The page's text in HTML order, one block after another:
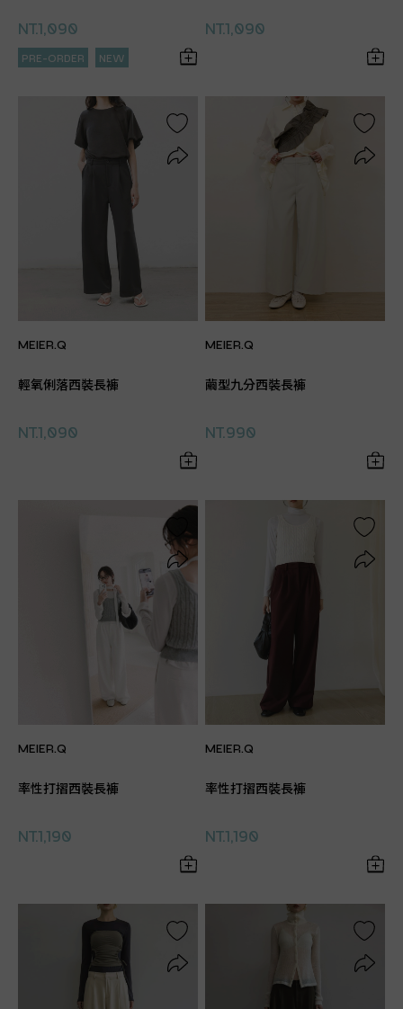
NT.1,090
PRE-ORDER NEW
NT.1,090
MEIER.Q
輕氧俐落西裝長褲
NT.1,090
MEIER.Q
繭型九分西裝長褲
NT.990
MEIER.Q
率性打摺西裝長褲
NT.1,190
MEIER.Q
率性打摺西裝長褲
NT.1,190